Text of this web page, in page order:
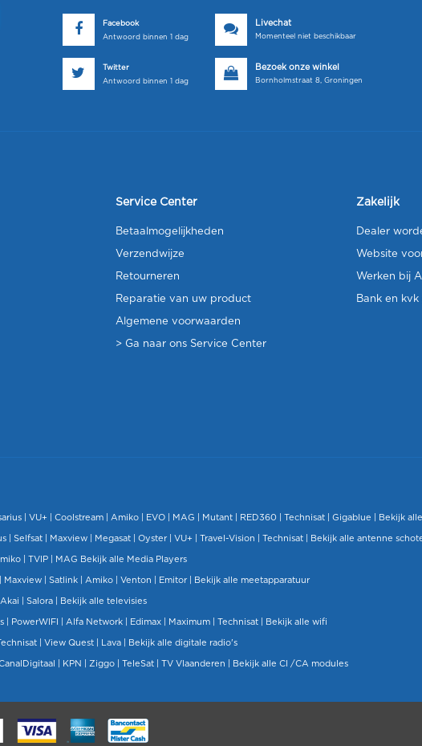
Facebook
Antwoord binnen 1 dag
Livechat
Momenteel niet beschikbaar
Twitter
Antwoord binnen 1 dag
Bezoek onze winkel
Bornholmstraat 8, Groningen
Service Center
Betaalmogelijkheden
Verzendwijze
Retourneren
Reparatie van uw product
Algemene voorwaarden
> Ga naar ons Service Center
Zakelijk
Dealer
Website
Werken bij
Bank en
VU+ | Coolstream | Amiko EVO MAG Mutant | RED360 | Technisat Gigablue Bekijk
Selfsat Maxview Megasat | Oyster | VU+ Travel-Vision Technisat Bekijk alle antenne
TVIP MAG Bekijk alle Media Players
Maxview Satlink Amiko Venton Emitor Bekijk alle meetapparatuur
Akai Salora Bekijk alle televisies
PowerWIFI Alfa Network Edimax | Maximum | Technisat Bekijk alle wifi
View Quest Lava Bekijk alle digitale radio's
KPN Ziggo TeleSat TV Vlaanderen Bekijk alle CI /CA modules